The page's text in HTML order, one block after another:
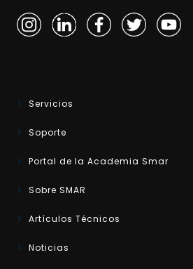
Servicios
Soporte
Portal de la Academia Smar
Sobre SMAR
Artículos Técnicos
Noticias